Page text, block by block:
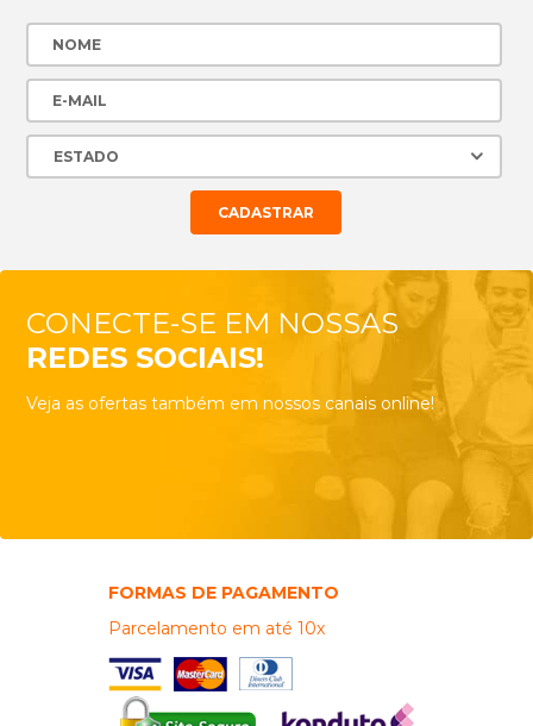
CONECTE-SE EM NOSSAS
REDES SOCIAIS!
Veja as ofertas também em nossos canais online!
FORMAS DE PAGAMENTO
Parcelamento em até 10x